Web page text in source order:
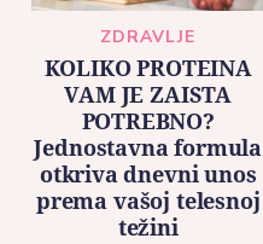
ZDRAVLJE
KOLIKO PROTEINA
VAM JE ZAISTA
POTREBNO?
Jednostavna formula
otkriva dnevni unos
prema vašoj telesnoj
težini